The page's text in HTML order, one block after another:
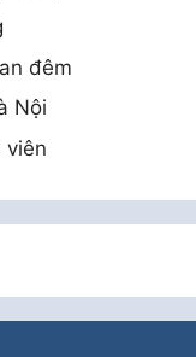
đêm
Nội
viên